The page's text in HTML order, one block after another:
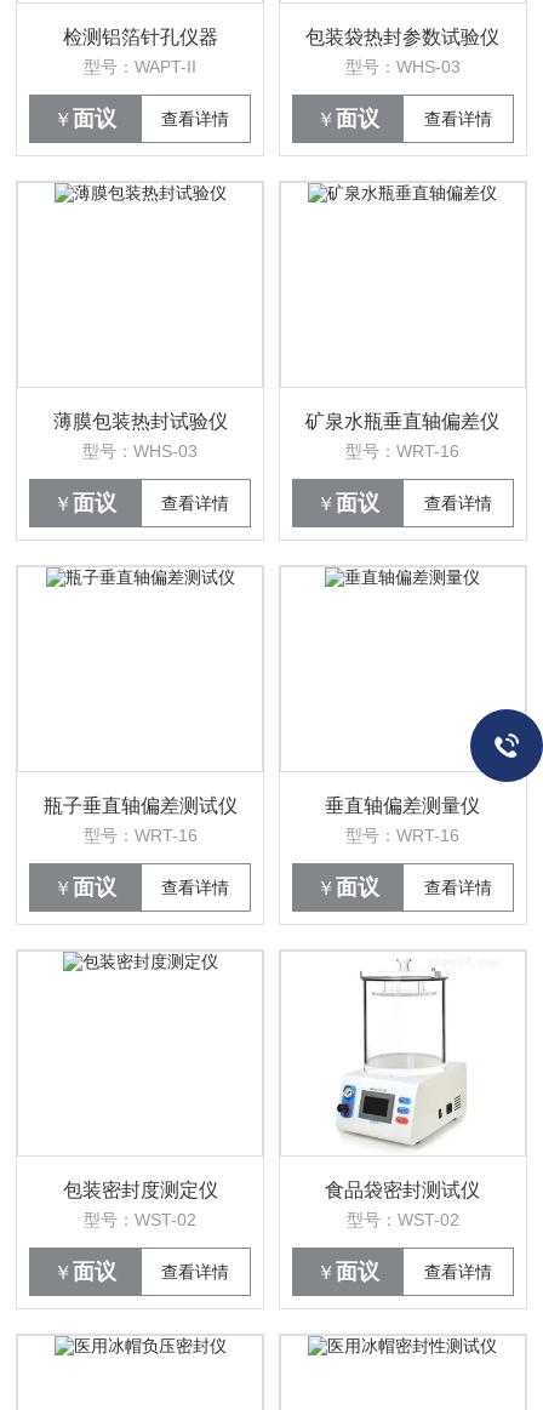
检测铝箔针孔仪器
型号：WAPT-II
￥ 面议 查看详情
包装袋热封参数试验仪
型号：WHS-03
￥ 面议 查看详情
薄膜包装热封试验仪
型号：WHS-03
￥ 面议 查看详情
矿泉水瓶垂直轴偏差仪
型号：WRT-16
￥ 面议 查看详情
瓶子垂直轴偏差测试仪
型号：WRT-16
￥ 面议 查看详情
垂直轴偏差测量仪
型号：WRT-16
￥ 面议 查看详情
包装密封度测定仪
型号：WST-02
￥ 面议 查看详情
食品袋密封测试仪
型号：WST-02
￥ 面议 查看详情